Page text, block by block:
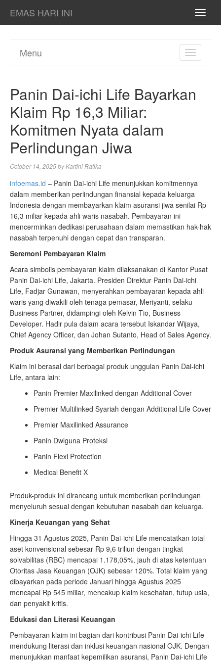
EMAS HARI INI
TOGGLE
Menu
Panin Dai-ichi Life Bayarkan
Klaim Rp 16,3 Miliar:
Komitmen Nyata dalam
Perlindungan Jiwa
October 14, 2025byKartini Ratika
infoemas.id – Panin Dai-ichi Life menunjukkan komitmennya
dalam memberikan perlindungan finansial kepada keluarga
Indonesia dengan membayarkan klaim asuransi jiwa senilai Rp
16,3 miliar kepada ahli waris nasabah. Pembayaran ini
mencerminkan dedikasi perusahaan dalam memastikan hak-hak
nasabah terpenuhi dengan cepat dan transparan.
Seremoni Pembayaran Klaim
Acara simbolis pembayaran klaim dilaksanakan di Kantor Pusat
Panin Dai-ichi Life, Jakarta. Presiden Direktur Panin Dai-ichi
Life, Fadjar Gunawan, menyerahkan pembayaran kepada ahli
waris yang diwakili oleh tenaga pemasar, Meriyanti, selaku
Business Partner, didampingi oleh Kelvin Tio, Business
Developer. Hadir pula dalam acara tersebut Iskandar Wijaya,
Chief Agency Officer, dan Johan Sutanto, Head of Sales Agency.
Produk Asuransi yang Memberikan Perlindungan
Klaim ini berasal dari berbagai produk unggulan Panin Dai-ichi
Life, antara lain:
Panin Premier Maxilinked dengan Additional Cover
Premier Multilinked Syariah dengan Additional Life Cover
Premier Maxilinked Assurance
Panin Dwiguna Proteksi
Panin Flexi Protection
Medical Benefit X
Produk-produk ini dirancang untuk memberikan perlindungan
menyeluruh sesuai dengan kebutuhan nasabah dan keluarga.
Kinerja Keuangan yang Sehat
Hingga 31 Agustus 2025, Panin Dai-ichi Life mencatatkan total
aset konvensional sebesar Rp 9,6 triliun dengan tingkat
solvabilitas (RBC) mencapai 1.178,05%, jauh di atas ketentuan
Otoritas Jasa Keuangan (OJK) sebesar 120%. Total klaim yang
dibayarkan pada periode Januari hingga Agustus 2025
mencapai Rp 545 miliar, mencakup klaim kesehatan, tutup usia,
dan penyakit kritis.
Edukasi dan Literasi Keuangan
Pembayaran klaim ini bagian dari kontribusi Panin Dai-ichi Life
mendukung literasi dan inklusi keuangan nasional OJK. Dengan
menunjukkan manfaat kepemilikan asuransi, Panin Dai-ichi Life